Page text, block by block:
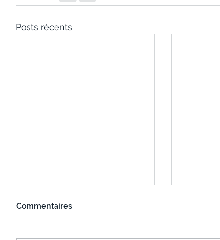
Posts récents
Commentaires